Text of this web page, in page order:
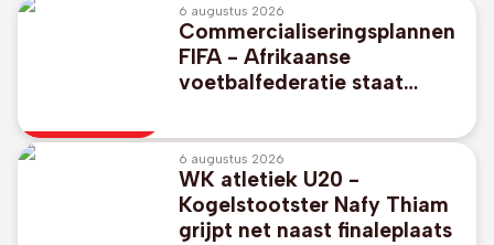
6 augustus 2026
Commercialiseringsplannen
FIFA - Afrikaanse
voetbalfederatie staat
voorzitter Gianni Infantino
6 augustus 2026
WK atletiek U20 -
Kogelstootster Nafy Thiam
grijpt net naast finaleplaats